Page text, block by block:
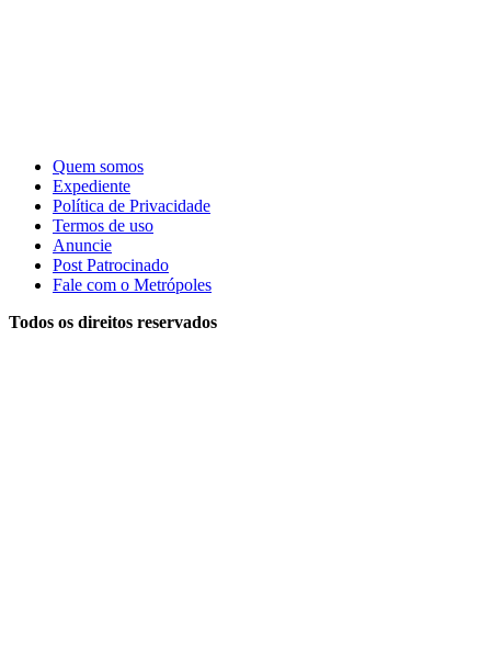
Quem somos
Expediente
Política de Privacidade
Termos de uso
Anuncie
Post Patrocinado
Fale com o Metrópoles
Todos os direitos reservados